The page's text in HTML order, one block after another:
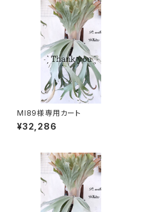
MI89様専用カート
¥32,286